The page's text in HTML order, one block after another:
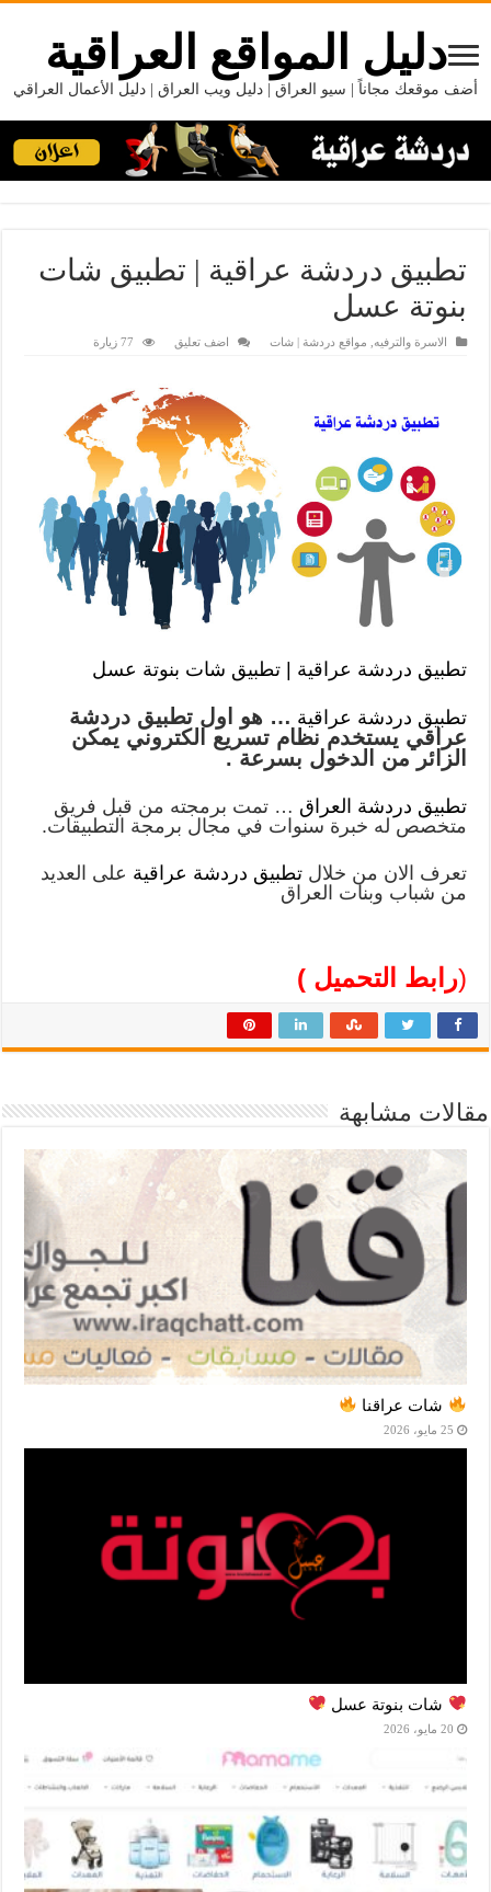
دليل المواقع العراقية
أضف موقعك مجاناً | سيو العراق | دليل ويب العراق | دليل الأعمال العراقي
تطبيق دردشة عراقية | تطبيق شات
بنوتة عسل
الاسرة والترفيه مواقع دردشة | شات اضف تعليق 77 زيارة
تطبيق دردشة عراقية | تطبيق شات بنوتة عسل
تطبيق دردشة عراقية … هو اول تطبيق دردشة
عراقي يستخدم نظام تسريع الكتروني يمكن
الزائر من الدخول بسرعة .
تطبيق دردشة العراق … تمت برمجته من قبل فريق
متخصص له خبرة سنوات في مجال برمجة التطبيقات.
تعرف الان من خلالتطبيق دردشة عراقية على العديد
من شباب وبنات العراق
(رابط التحميل )
مقالات مشابهة
شات عراقنا
25 مايو، 2026
شات بنوتة عسل
20 مايو، 2026